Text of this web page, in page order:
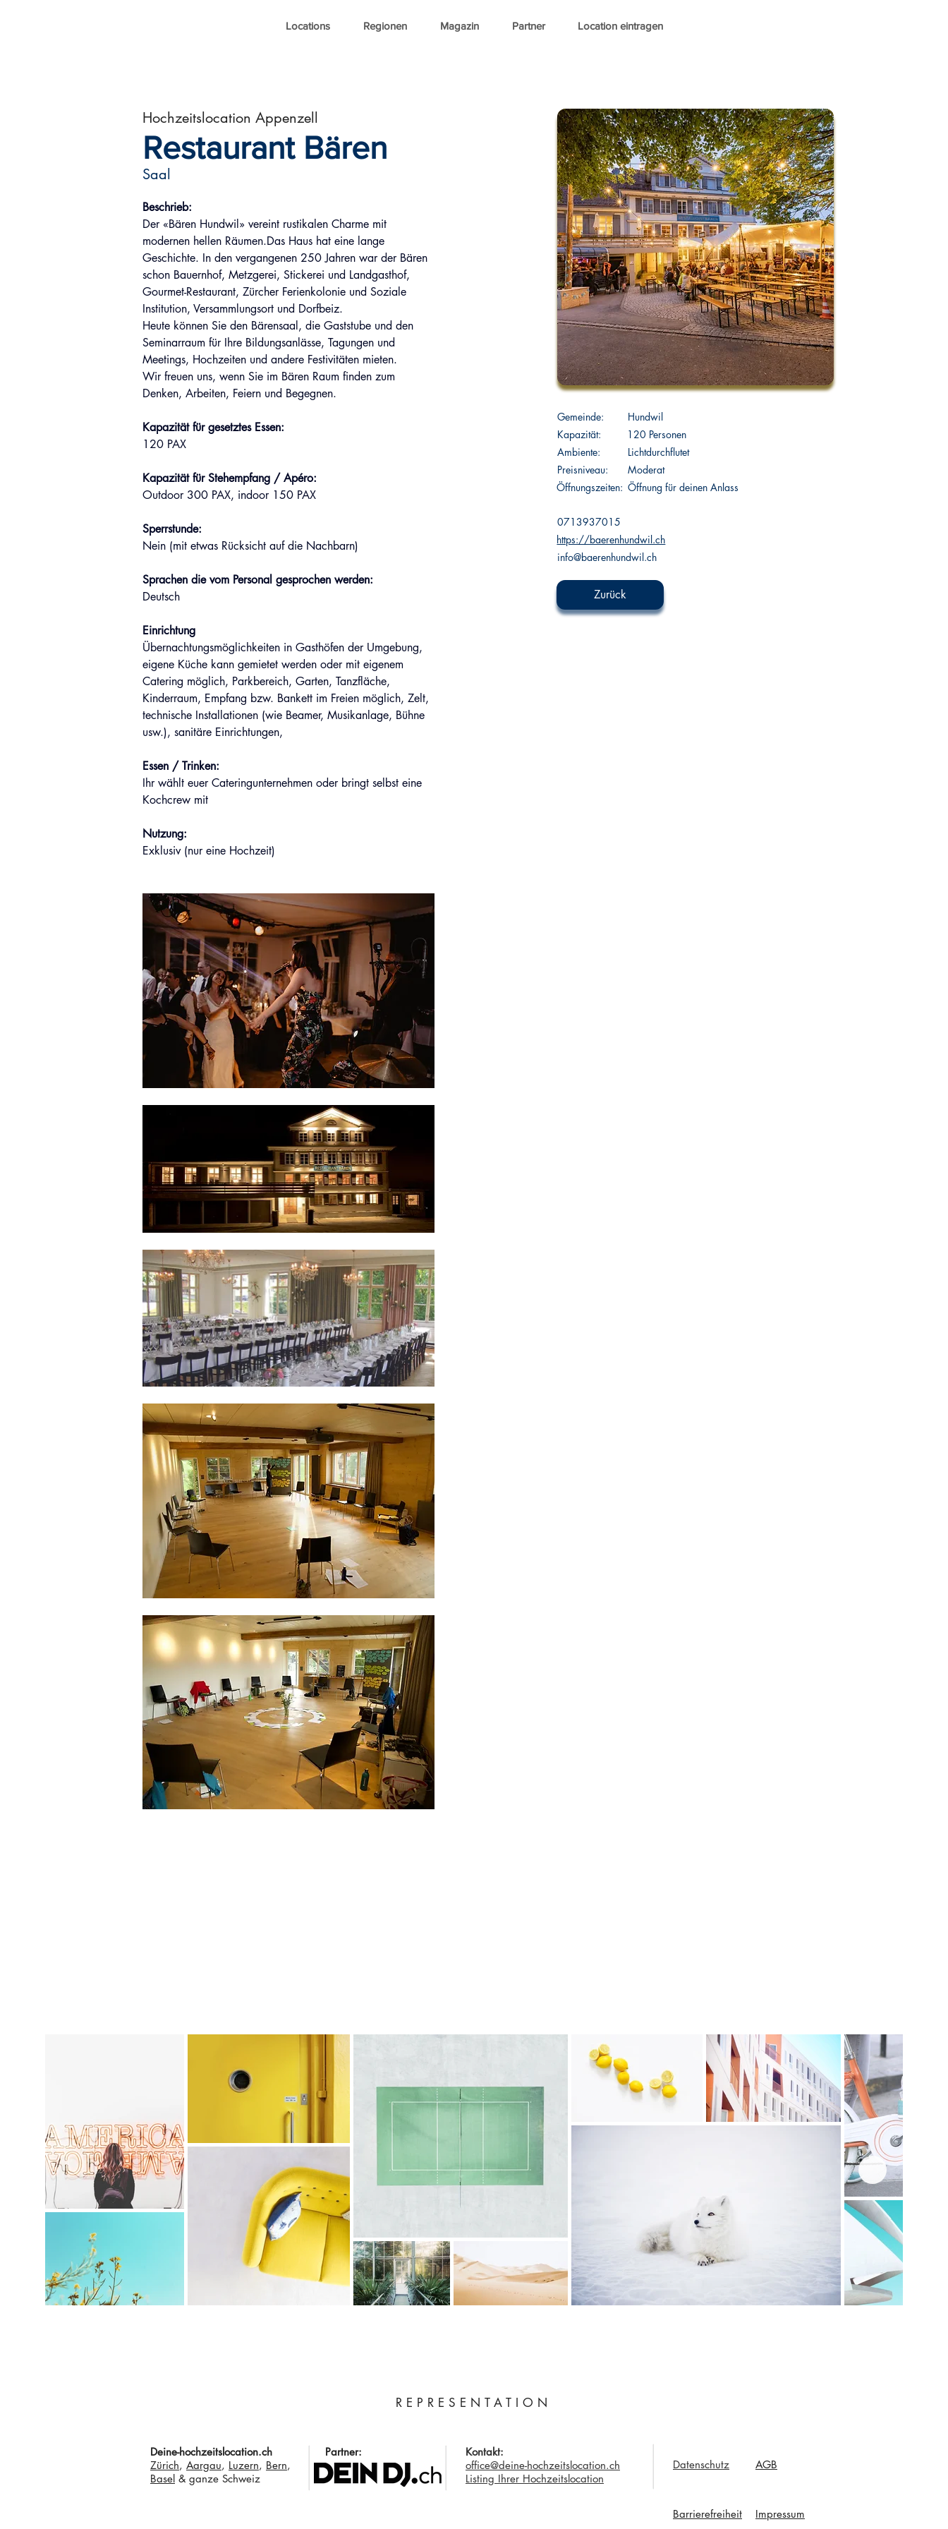
Locations Regionen Magazin Partner Location eintragen
Hochzeitslocation Appenzell
Restaurant Bären
Saal
Beschrieb:
Der «Bären Hundwil» vereint rustikalen Charme mit
modernen hellen Räumen.Das Haus hat eine lange
Geschichte. In den vergangenen 250 Jahren war der Bären
schon Bauernhof, Metzgerei, Stickerei und Landgasthof,
Gourmet-Restaurant, Zürcher Ferienkolonie und Soziale
Institution, Versammlungsort und Dorfbeiz.
Heute können Sie den Bärensaal, die Gaststube und den
Seminarraum für Ihre Bildungsanlässe, Tagungen und
Meetings, Hochzeiten und andere Festivitäten mieten.
Wir freuen uns, wenn Sie im Bären Raum finden zum
Denken, Arbeiten, Feiern und Begegnen.
Kapazität für gesetztes Essen:
120 PAX
Kapazität für Stehempfang / Apéro:
Outdoor 300 PAX, indoor 150 PAX
Sperrstunde:
Nein (mit etwas Rücksicht auf die Nachbarn)
Sprachen die vom Personal gesprochen werden:
Deutsch
Einrichtung
Übernachtungsmöglichkeiten in Gasthöfen der Umgebung,
eigene Küche kann gemietet werden oder mit eigenem
Catering möglich, Parkbereich, Garten, Tanzfläche,
Kinderraum, Empfang bzw. Bankett im Freien möglich, Zelt,
technische Installationen (wie Beamer, Musikanlage, Bühne
usw.), sanitäre Einrichtungen,
Essen / Trinken:
Ihr wählt euer Cateringunternehmen oder bringt selbst eine
Kochcrew mit
Nutzung:
Exklusiv (nur eine Hochzeit)
Gemeinde:
Hundwil
120 Personen
Kapazität:
Ambiente:
Preisniveau:
Öffnungszeiten:
Lichtdurchflutet
Moderat
Öffnung für deinen Anlass
0713937015
https://baerenhundwil.ch
info@baerenhundwil.ch
Zurück
REPRESENTATION
Deine-hochzeitslocation.ch
Zürich, Aargau, Luzern, Bern,
Basel & ganze Schweiz
Partner:
Kontakt:
office@deine-hochzeitslocation.ch
Listing Ihrer Hochzeitslocation
Datenschutz AGB
Barrierefreiheit Impressum